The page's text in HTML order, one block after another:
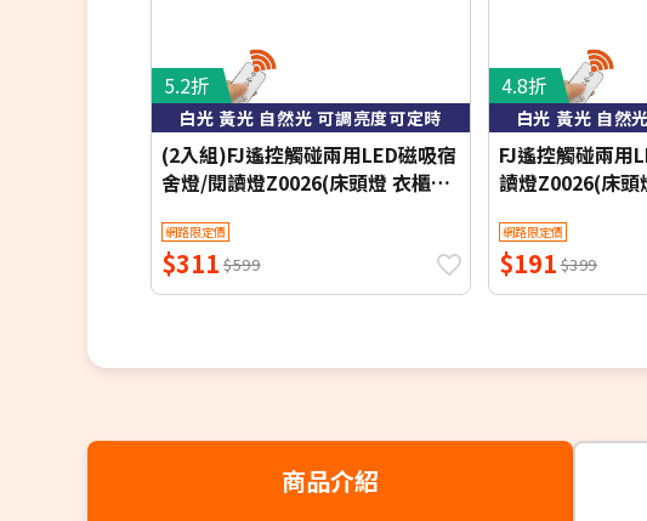
5.2折
白光 黃光 自然光 可調亮度可定時
(2入組)FJ遙控觸碰兩用LED磁吸宿
舍燈/閱讀燈Z0026(床頭燈 衣櫃燈
網路限定價
$311 $599
4.8折
白光 黃光 自然
FJ遙控觸碰兩用
讀燈Z0026(床頭
網路限定價
$191$399
商品介紹